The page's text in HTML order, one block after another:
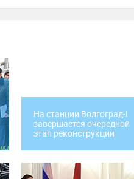
На станции Волгоград-I
завершается очередной
этап реконструкции